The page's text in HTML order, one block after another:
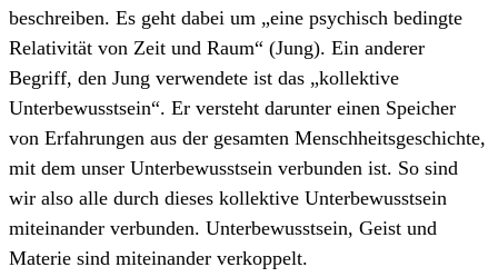
beschreiben. Es geht dabei um „eine psychisch bedingte
Relativität von Zeit und Raum“ (Jung). Ein anderer
Begriff, den Jung verwendete ist das „kollektive
Unterbewusstsein“. Er versteht darunter einen Speicher
von Erfahrungen aus der gesamten Menschheitsgeschichte,
mit dem unser Unterbewusstsein verbunden ist. So sind
wir also alle durch dieses kollektive Unterbewusstsein
miteinander verbunden. Unterbewusstsein, Geist und
Materie sind miteinander verkoppelt.